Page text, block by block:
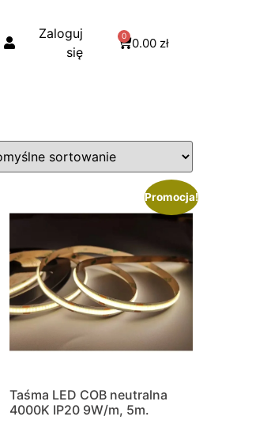
Zaloguj
się
0.00 zł
0
Promocja!
Taśma LED COB neutralna
4000K IP20 9W/m, 5m.